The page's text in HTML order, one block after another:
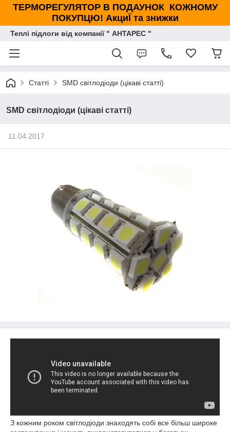
ТЕРМОРЕГУЛЯТОР В ПОДАУНОК КОЖНОМУ
ПОКУПЦЮ! АкциЇ та знижки
Теплі підлоги від компанії " АНТАРЕС "
Статті SMD світлодіоди (цікаві статті)
SMD світлодіоди (цікаві статті)
11.04.2017
З кожним роком світлодіоди знаходять собі все більш широке